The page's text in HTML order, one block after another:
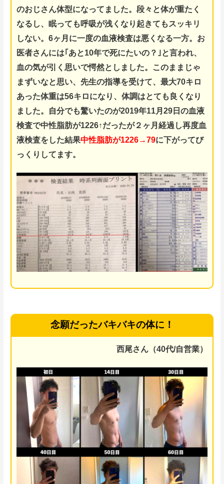
のおじさん体型になってました。段々と体が重たく
なるし、眠っても呼吸が浅くなり起きてもスッキリ
しない。6ヶ月に一度の血液検査は悪くなる一方。 お
医者さんには｢あと10年で死にたいの？｣と言われ、
血の気が引く思いで愕然としました。このままじゃ
まずいなと思い、先生の指導を受けて、最大70キロ
あった体重は56キロになり、体調はとても良くなり
ました。自分でも驚いたのが2019年11月29日の血液
検査で中性脂肪が1226↑だったが２ヶ月経過し再度血
液検査をした結果中性脂肪が1226→79に下がってび
っくりしてます。
念願だったバキバキの体に！
西尾さん（40代/自営業）